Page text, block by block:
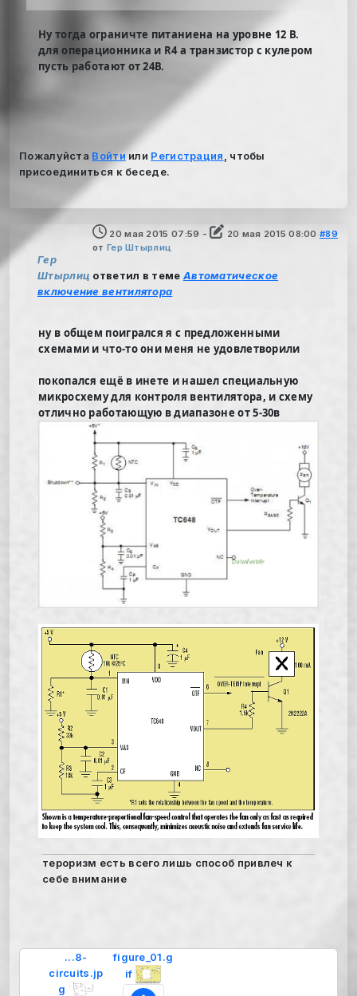
Ну тогда ограничте питаниена на уровне 12 В.
для операционника и R4 а транзистор с кулером
пусть работают от 24В.
Пожалуйста Войтиили Регистрация
, чтобы
присоединиться к беседе.
20 мая 2015 07:59 - 20 мая 2015 08:00 #89
от Гер Штырлиц
Гер
Штырлиц ответил в теме Автоматическое
включение вентилятора
ну в общем поигрался я с предложенными
схемами и что-то они меня не удовлетворили
покопался ещё в инете и нашел специальную
микросхему для контроля вентилятора, и схему
отлично работающую в диапазоне от 5-30в
тероризм есть всего лишь способ привлеч к
себе внимание
...8-
circuits.jp
g
figure_01.g
if